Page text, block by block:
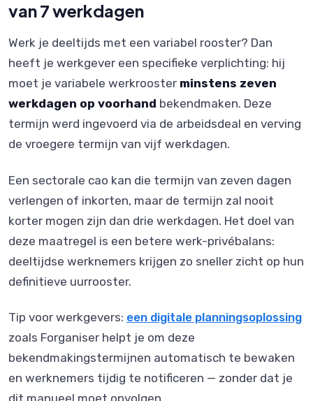
van 7 werkdagen
Werk je deeltijds met een variabel rooster? Dan
heeft je werkgever een specifieke verplichting: hij
moet je variabele werkrooster minstens zeven
werkdagen op voorhand bekendmaken. Deze
termijn werd ingevoerd via de arbeidsdeal en verving
de vroegere termijn van vijf werkdagen.
Een sectorale cao kan die termijn van zeven dagen
verlengen of inkorten, maar de termijn zal nooit
korter mogen zijn dan drie werkdagen. Het doel van
deze maatregel is een betere werk-privébalans:
deeltijdse werknemers krijgen zo sneller zicht op hun
definitieve uurrooster.
Tip voor werkgevers: een digitale planningsoplossing
zoals Forganiser helpt je om deze
bekendmakingstermijnen automatisch te bewaken
en werknemers tijdig te notificeren — zonder dat je